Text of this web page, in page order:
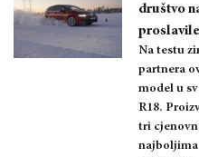
društvo
Na testu
partnera
model u
R18.
tri